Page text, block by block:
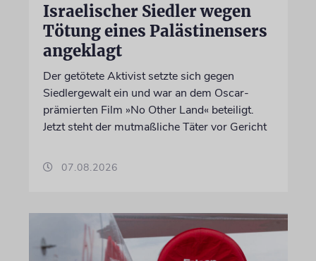
Israelischer Siedler wegen
Tötung eines Palästinensers
angeklagt
Der getötete Aktivist setzte sich gegen
Siedlergewalt ein und war an dem Oscar-
prämierten Film »No Other Land« beteiligt.
Jetzt steht der mutmaßliche Täter vor Gericht
07.08.2026